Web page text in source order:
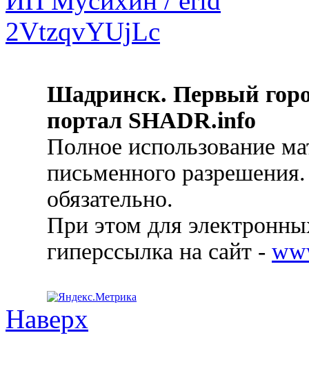
Шадринск. Первый
портал SHADR.info
Полное использование
письменного
обязательно.
При этом для
гиперссылка на сайт -
Наверх